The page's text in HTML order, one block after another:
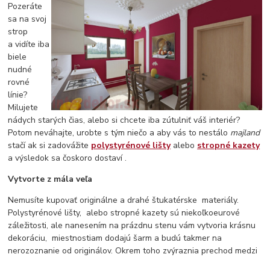
Pozeráte
sa na svoj
strop
a vidíte iba
biele
nudné
rovné
línie?
Milujete
nádych starých čias, alebo si chcete iba zútulniť váš interiér?
Potom neváhajte, urobte s tým niečo a aby vás to nestálo majland
stačí ak si zadovážite polystyrénové lištyalebo stropné kazety
a výsledok sa čoskoro dostaví .
Vytvorte z mála veľa
Nemusíte kupovať originálne a drahé štukatérske materiály.
Polystyrénové lišty, alebo stropné kazety sú niekoľkoeurové
záležitosti, ale nanesením na prázdnu stenu vám vytvoria krásnu
dekoráciu, miestnostiam dodajú šarm a budú takmer na
nerozoznanie od originálov. Okrem toho zvýraznia prechod medzi